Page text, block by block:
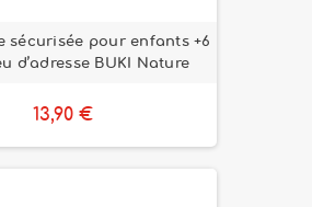
sécurisée pour enfants +6
d’adresse BUKI Nature
13,90 €